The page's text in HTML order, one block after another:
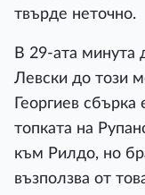
твърде неточно.
В 29-ата минута
Левски до този
Георгиев
топката на
към Рилдо, но
възползва от